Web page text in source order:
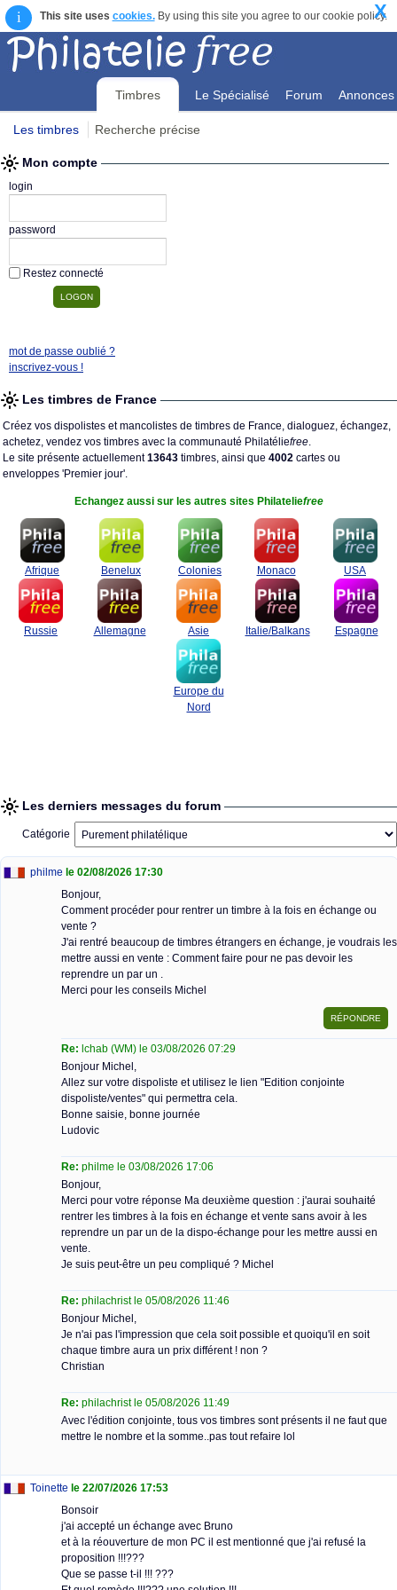
i This site uses cookies.By using this site you agree to our cookie policy.
X
Timbres Le Spécialisé Forum Annonces
Les timbres Recherche précise
Mon compte
login
password
Restez connecté
mot de passe oublié ?
inscrivez-vous !
Les timbres de France
Créez vos dispolistes et mancolistes de timbres de France, dialoguez, échangez,
achetez, vendez vos timbres avec la communauté Philatéliefree.
Le site présente actuellement13643 timbres, ainsi que 4002 cartes ou
enveloppes 'Premier jour'.
Echangez aussi sur les autres sites Philateliefree
Afrique Benelux Colonies Monaco USA
Russie Allemagne Asie Italie/Balkans Espagne
Europe du
Nord
Les derniers messages du forum
Catégorie
philme le 02/08/2026 17:30
Bonjour,
Comment procéder pour rentrer un timbre à la fois en échange ou
vente ?
J'ai rentré beaucoup de timbres étrangers en échange, je voudrais les
mettre aussi en vente : Comment faire pour ne pas devoir les
reprendre un par un .
Merci pour les conseils Michel
Re: lchab (WM) le 03/08/2026 07:29
Bonjour Michel,
Allez sur votre dispoliste et utilisez le lien "Edition conjointe
dispoliste/ventes" qui permettra cela.
Bonne saisie, bonne journée
Ludovic
Re: philme le 03/08/2026 17:06
Bonjour,
Merci pour votre réponse Ma deuxième question : j'aurai souhaité
rentrer les timbres à la fois en échange et vente sans avoir à les
reprendre un par un de la dispo-échange pour les mettre aussi en
vente.
Je suis peut-être un peu compliqué ? Michel
Re: philachrist le 05/08/2026 11:46
Bonjour Michel,
Je n'ai pas l'impression que cela soit possible et quoiqu'il en soit
chaque timbre aura un prix différent ! non ?
Christian
Re: philachrist le 05/08/2026 11:49
Avec l'édition conjointe, tous vos timbres sont présents il ne faut que
mettre le nombre et la somme..pas tout refaire lol
Toinette le 22/07/2026 17:53
Bonsoir
j'ai accepté un échange avec Bruno
et à la réouverture de mon PC il est mentionné que j'ai refusé la
proposition !!!???
Que se passe t-il !!! ???